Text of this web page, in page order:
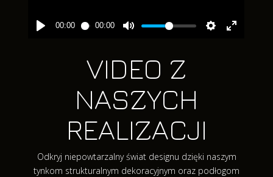
VIDEO Z
NASZYCH
REALIZACJI
Odkryj niepowtarzalny świat designu dzięki naszym
tynkom strukturalnym dekoracyjnym oraz podłogom